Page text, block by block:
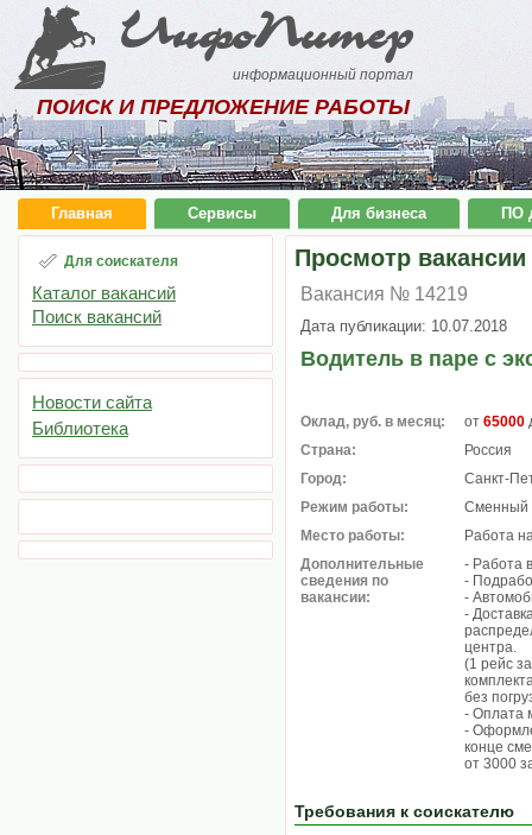
ИнфоПитер
информационный портал
ПОИСК И ПРЕДЛОЖЕНИЕ РАБОТЫ
Главная Сервисы Для бизнеса ПО
Для соискателя
Каталог вакансий
Поиск вакансий
Новости сайта
Библиотека
Просмотр вакансии
Вакансия № 14219
Дата публикации: 10.07.2018
Водитель в паре с
Оклад, руб. в месяц: от 65000
Страна:
Россия
Город:
Санкт-
Режим работы:
Сменный
Место работы:
Работа
Дополнительные
сведения по
вакансии:
- Работа
-
-
-
центра.
(1 рейс
без
- Оплата
-
конце
от 3000
Требования к соискателю